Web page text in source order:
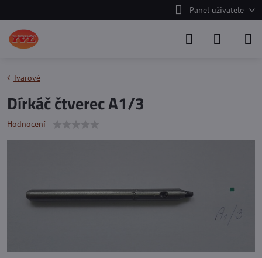
Panel uživatele
Tvarové
Dírkáč čtverec A1/3
Hodnocení